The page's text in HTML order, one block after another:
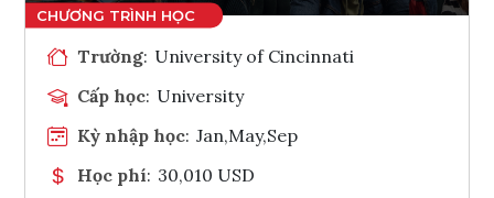
Trường: University of Cincinnati
Cấp học: University
Kỳ nhập học: Jan,May,Sep
Học phí: 30,010 USD